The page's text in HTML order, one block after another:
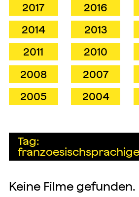
2017
2016
2014
2013
2011
2010
2008
2007
2005
2004
Tag:
Keine Filme gefunden.